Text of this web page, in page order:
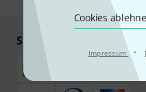
Cookies
Impressum ·
Sicher einkaufen &